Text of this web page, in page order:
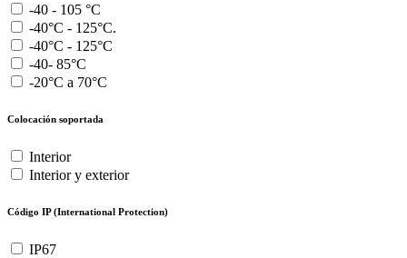
-40 - 105 °C
-40°C - 125°C.
-40°C - 125°C
-40- 85°C
-20°C a 70°C
Colocación soportada
Interior
Interior y exterior
Código IP (International Protection)
IP67